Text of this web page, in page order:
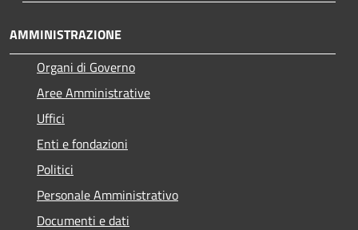
AMMINISTRAZIONE
Organi di Governo
Aree Amministrative
Uffici
Enti e fondazioni
Politici
Personale Amministrativo
Documenti e dati